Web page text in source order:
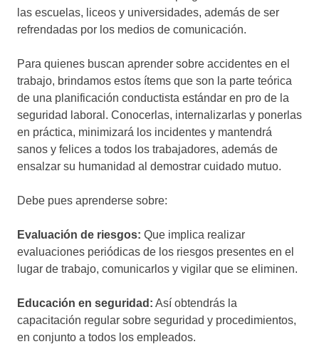
las escuelas, liceos y universidades, además de ser
refrendadas por los medios de comunicación.
Para quienes buscan aprender sobre accidentes en el
trabajo, brindamos estos ítems que son la parte teórica
de una planificación conductista estándar en pro de la
seguridad laboral. Conocerlas, internalizarlas y ponerlas
en práctica, minimizará los incidentes y mantendrá
sanos y felices a todos los trabajadores, además de
ensalzar su humanidad al demostrar cuidado mutuo.
Debe pues aprenderse sobre:
Evaluación de riesgos: Que implica realizar
evaluaciones periódicas de los riesgos presentes en el
lugar de trabajo, comunicarlos y vigilar que se eliminen.
Educación en seguridad: Así obtendrás la
capacitación regular sobre seguridad y procedimientos,
en conjunto a todos los empleados.